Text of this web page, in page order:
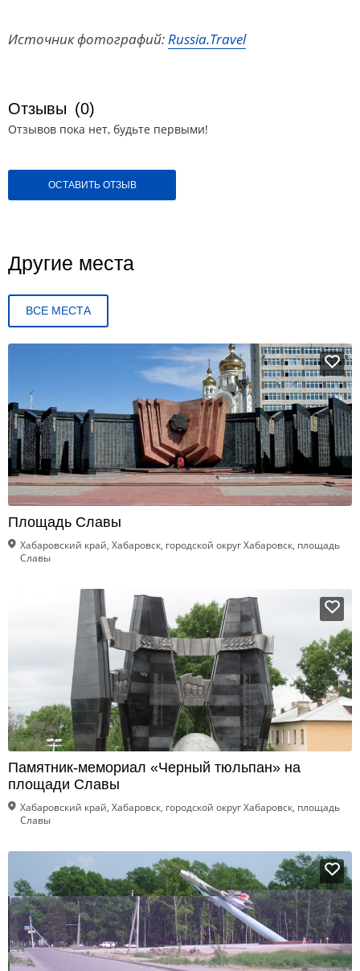
Источник фотографий:Russia.Travel
Отзывы (0)
Отзывов пока нет, будьте первыми!
ОСТАВИТЬ ОТЗЫВ
Другие места
ВСЕ МЕСТА
Площадь Славы
Хабаровский край, Хабаровск, городской округ Хабаровск, площадь
Славы
Памятник-мемориал «Черный тюльпан» на
площади Славы
Хабаровский край, Хабаровск, городской округ Хабаровск, площадь
Славы